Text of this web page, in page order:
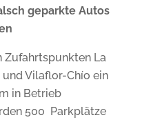
geparkte Autos
Zufahrtspunkten La
und Vilaflor-Chío ein
in Betrieb
500 Parkplätze